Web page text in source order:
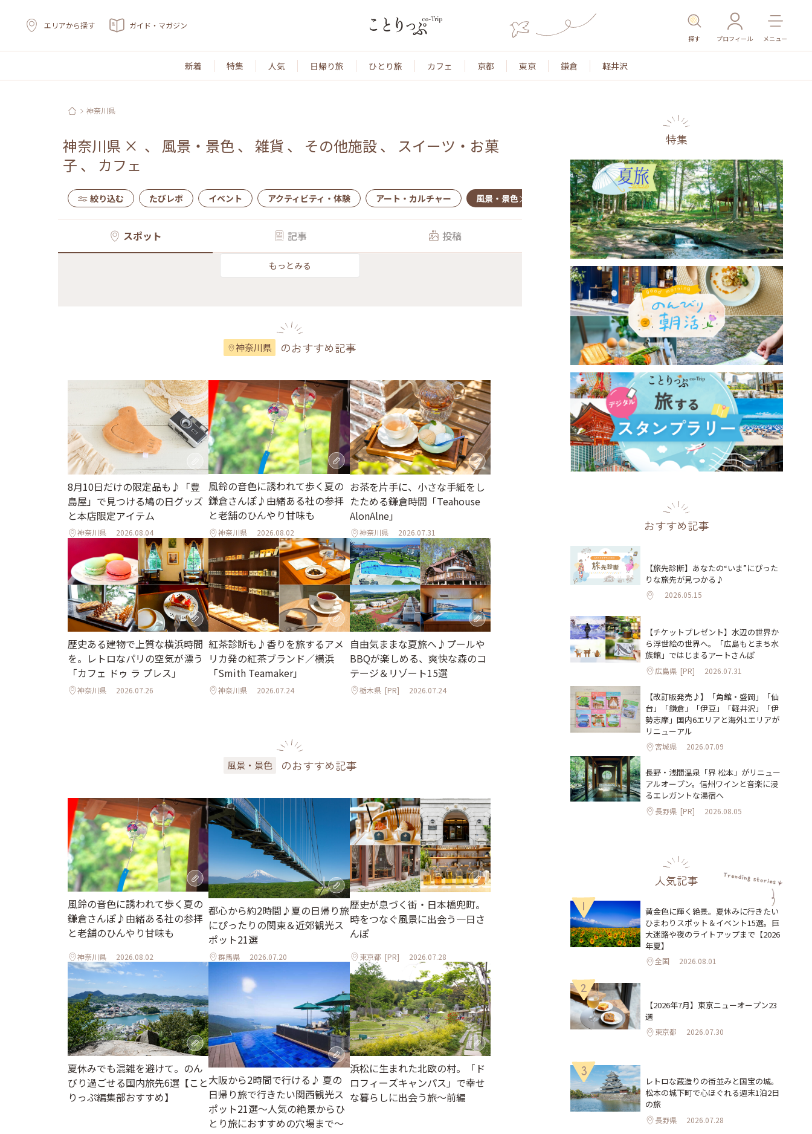
エリアから探す ガイド・マガジン
探す プロフィール メニュー
新着 特集 人気 日帰り旅 ひとり旅 カフェ 京都 東京 鎌倉 軽井沢
神奈川県
神奈川県 × 、 風景・景色 、 雑貨 、 その他施設、 スイーツ・お菓
子 、 カフェ
絞り込む たびレポ イベント アクティビティ・体験 アート・カルチャー 風景・景色 名所・旧跡 温泉・スパ その他施設 ごはん
スポット 記事 投稿
もっとみる
神奈川県 のおすすめ記事
8月10日だけの限定品も♪「豊
島屋」で見つける鳩の日グッズ
と本店限定アイテム
神奈川県 2026.08.04
風鈴の音色に誘われて歩く夏の
鎌倉さんぽ♪由緒ある社の参拝
と老舗のひんやり甘味も
神奈川県 2026.08.02
お茶を片手に、小さな手紙をし
たためる鎌倉時間「Teahouse
AlonAlne」
神奈川県 2026.07.31
歴史ある建物で上質な横浜時間
を。レトロなパリの空気が漂う
「カフェ ドゥ ラ プレス」
神奈川県 2026.07.26
紅茶診断も♪香りを旅するアメ
リカ発の紅茶ブランド／横浜
「Smith Teamaker」
神奈川県 2026.07.24
自由気ままな夏旅へ♪プールや
BBQが楽しめる、爽快な森のコ
テージ＆リゾート15選
栃木県[PR] 2026.07.24
風景・景色 のおすすめ記事
風鈴の音色に誘われて歩く夏の
鎌倉さんぽ♪由緒ある社の参拝
と老舗のひんやり甘味も
神奈川県 2026.08.02
都心から約2時間♪夏の日帰り旅
にぴったりの関東＆近郊観光ス
ポット21選
群馬県 2026.07.20
歴史が息づく街・日本橋兜町。
時をつなぐ風景に出会う一日さ
んぽ
東京都 [PR] 2026.07.28
夏休みでも混雑を避けて。のん
びり過ごせる国内旅先6選【こと
りっぷ編集部おすすめ】
大阪から2時間で行ける♪ 夏の
日帰り旅で行きたい関西観光ス
ポット21選～人気の絶景からひ
とり旅におすすめの穴場まで～
浜松に生まれた北欧の村。「ド
ロフィーズキャンパス」で幸せ
な暮らしに出会う旅～前編
特集
おすすめ記事
【旅先診断】あなたの“いま”にぴった
りな旅先が見つかる♪
2026.05.15
【チケットプレゼント】水辺の世界か
ら浮世絵の世界へ。「広島もとまち水
族館」ではじまるアートさんぽ
広島県 [PR] 2026.07.31
【改訂版発売♪】「角館・盛岡」「仙
台」「鎌倉」「伊豆」「軽井沢」「伊
勢志摩」国内6エリアと海外1エリアが
リニューアル
宮城県 2026.07.09
長野・浅間温泉「界 松本」がリニュー
アルオープン。信州ワインと音楽に浸
るエレガントな湯宿へ
長野県 [PR] 2026.08.05
人気記事
1
黄金色に輝く絶景。夏休みに行きたい
ひまわりスポット＆イベント15選。巨
大迷路や夜のライトアップまで【2026
年夏】
全国 2026.08.01
2
【2026年7月】東京ニューオープン23
選
東京都 2026.07.30
3
レトロな蔵造りの街並みと国宝の城。
松本の城下町で心ほぐれる週末1泊2日
の旅
長野県 2026.07.28